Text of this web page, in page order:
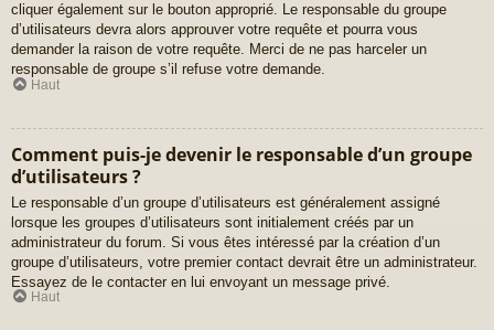
cliquer également sur le bouton approprié. Le responsable du groupe
d’utilisateurs devra alors approuver votre requête et pourra vous
demander la raison de votre requête. Merci de ne pas harceler un
responsable de groupe s’il refuse votre demande.
Haut
Comment puis-je devenir le responsable d’un groupe
d’utilisateurs ?
Le responsable d’un groupe d’utilisateurs est généralement assigné
lorsque les groupes d’utilisateurs sont initialement créés par un
administrateur du forum. Si vous êtes intéressé par la création d’un
groupe d’utilisateurs, votre premier contact devrait être un administrateur.
Essayez de le contacter en lui envoyant un message privé.
Haut